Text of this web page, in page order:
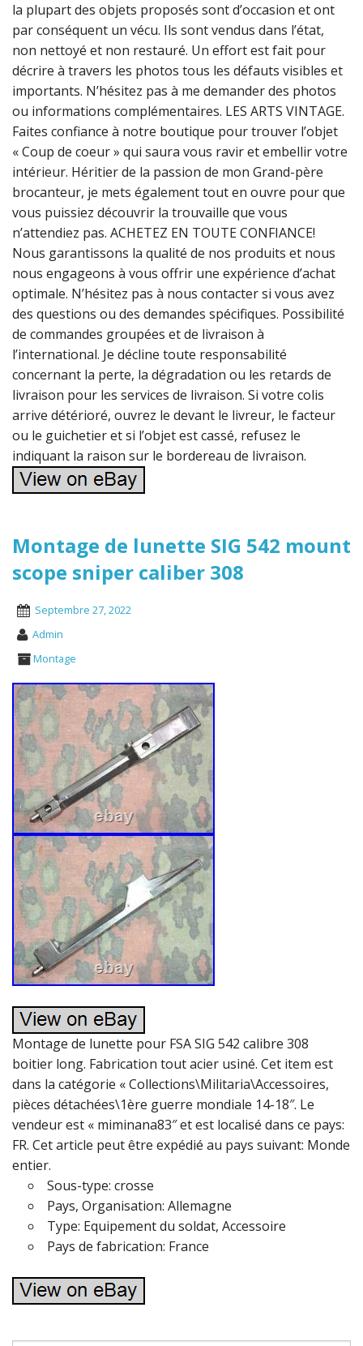
la plupart des objets proposés sont d’occasion et ont
par conséquent un vécu. Ils sont vendus dans l’état,
non nettoyé et non restauré. Un effort est fait pour
décrire à travers les photos tous les défauts visibles et
importants. N’hésitez pas à me demander des photos
ou informations complémentaires. LES ARTS VINTAGE.
Faites confiance à notre boutique pour trouver l’objet
« Coup de coeur » qui saura vous ravir et embellir votre
intérieur. Héritier de la passion de mon Grand-père
brocanteur, je mets également tout en ouvre pour que
vous puissiez découvrir la trouvaille que vous
n’attendiez pas. ACHETEZ EN TOUTE CONFIANCE!
Nous garantissons la qualité de nos produits et nous
nous engageons à vous offrir une expérience d’achat
optimale. N’hésitez pas à nous contacter si vous avez
des questions ou des demandes spécifiques. Possibilité
de commandes groupées et de livraison à
l’international. Je décline toute responsabilité
concernant la perte, la dégradation ou les retards de
livraison pour les services de livraison. Si votre colis
arrive détérioré, ouvrez le devant le livreur, le facteur
ou le guichetier et si l’objet est cassé, refusez le
indiquant la raison sur le bordereau de livraison.
Montage de lunette SIG 542 mount
scope sniper caliber 308
Septembre 27, 2022
Admin
Montage
Montage de lunette pour FSA SIG 542 calibre 308
boitier long. Fabrication tout acier usiné. Cet item est
dans la catégorie « Collections\Militaria\Accessoires,
pièces détachées\1ère guerre mondiale 14-18″. Le
vendeur est « miminana83″ et est localisé dans ce pays:
FR. Cet article peut être expédié au pays suivant: Monde
entier.
Sous-type: crosse
Pays, Organisation: Allemagne
Type: Equipement du soldat, Accessoire
Pays de fabrication: France